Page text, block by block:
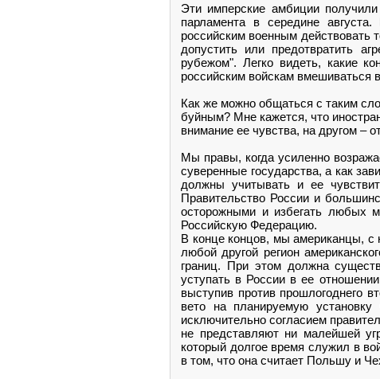
Эти имперские амбиции
парламента в середине
российским военным действовать
допустить или предотвратить
рубежом". Легко видеть, какие
российским войскам вмешиваться
Как же можно общаться с таким
буйным? Мне кажется, что
внимание ее чувства, на другом –
Мы правы, когда усиленно
суверенные государства, а как
должны учитывать и ее
Правительство России и
осторожными и избегать любых
Российскую Федерацию.
В конце концов, мы американцы, с
любой другой регион
границ. При этом должна
уступать в России в ее
выступив против прошлогоднего
вето на планируемую
исключительно согласием
не представляют ни малейшей
который долгое время служил в
в том, что она считает Польшу и